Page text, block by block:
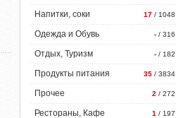
17 / 1048
Напитки, соки
- / 316
Одежда и Обувь
- / 182
Отдых, Туризм
35 / 3834
Продукты питания
2 / 272
Прочее
1 / 197
Рестораны, Кафе